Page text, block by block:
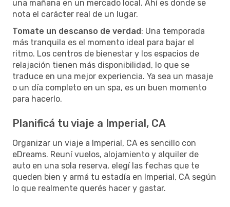
una mañana en un mercado local. Ahí es donde se
nota el carácter real de un lugar.
Tomate un descanso de verdad: Una temporada
más tranquila es el momento ideal para bajar el
ritmo. Los centros de bienestar y los espacios de
relajación tienen más disponibilidad, lo que se
traduce en una mejor experiencia. Ya sea un masaje
o un día completo en un spa, es un buen momento
para hacerlo.
Planificá tu viaje a Imperial, CA
Organizar un viaje a Imperial, CA es sencillo con
eDreams. Reuní vuelos, alojamiento y alquiler de
auto en una sola reserva, elegí las fechas que te
queden bien y armá tu estadía en Imperial, CA según
lo que realmente querés hacer y gastar.